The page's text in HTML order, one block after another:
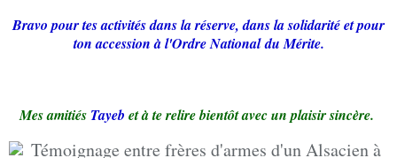
Bravo pour tes activités dans la réserve, dans la solidarité et pour
ton accession à l'Ordre National du Mérite.
Mes amitiés Tayeb et à te relire bientôt avec un plaisir sincère.